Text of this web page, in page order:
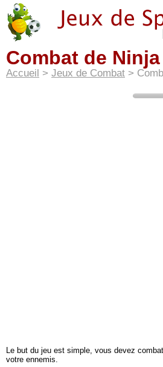
Combat de Ninja
Accueil > Jeux de Combat >
Le but du jeu est simple, vous devez
votre ennemis.